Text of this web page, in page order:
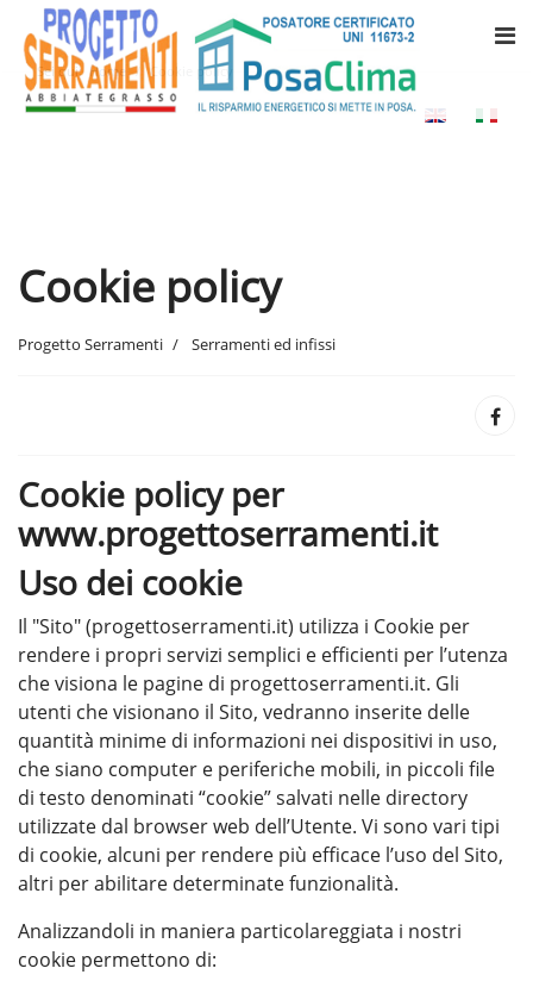
Sei qui: Home Cookie policy
Cookie policy
Progetto Serramenti Serramenti ed infissi
Cookie policy per
www.progettoserramenti.it
Uso dei cookie
Il "Sito" (progettoserramenti.it) utilizza i Cookie per
rendere i propri servizi semplici e efficienti per l’utenza
che visiona le pagine di progettoserramenti.it. Gli
utenti che visionano il Sito, vedranno inserite delle
quantità minime di informazioni nei dispositivi in uso,
che siano computer e periferiche mobili, in piccoli file
di testo denominati “cookie” salvati nelle directory
utilizzate dal browser web dell’Utente. Vi sono vari tipi
di cookie, alcuni per rendere più efficace l’uso del Sito,
altri per abilitare determinate funzionalità.
Analizzandoli in maniera particolareggiata i nostri
cookie permettono di: